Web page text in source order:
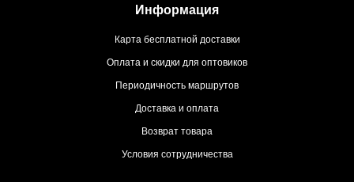
Информация
Карта бесплатной доставки
Оплата и скидки для оптовиков
Периодичность маршрутов
Доставка и оплата
Возврат товара
Условия сотрудничества